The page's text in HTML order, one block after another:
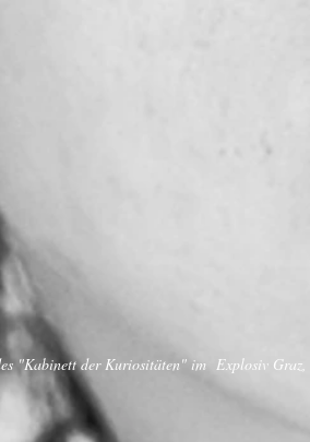
"Kabinett der Kuriositäten" im Explosiv